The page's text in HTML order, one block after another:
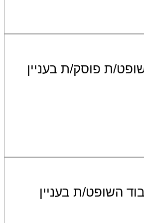
ת פוסק/ת בעניין
השופט/ת בעניין